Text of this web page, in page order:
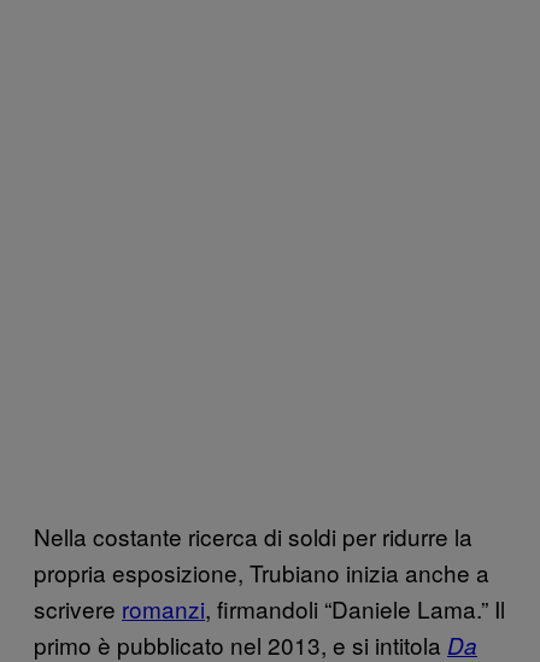
Nella costante ricerca di soldi per ridurre la
propria esposizione, Trubiano inizia anche a
scrivere romanzi, firmandoli “Daniele Lama.” Il
primo è pubblicato nel 2013, e si intitola Da